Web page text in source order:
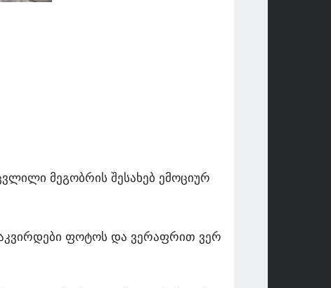
მეგობრის შესახებ ემოციურ
ფოტოს და ვერაფრით ვერ